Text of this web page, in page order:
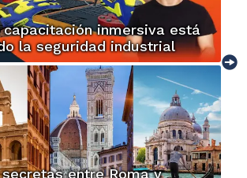
capacitación inmersiva está
la seguridad industrial
entre Roma y